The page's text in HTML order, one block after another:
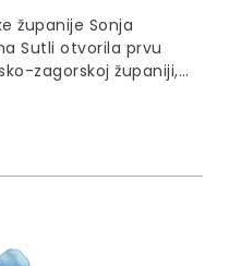
županije Sonja
Sutli otvorila prvu
zagorskoj županiji,